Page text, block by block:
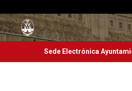
Sede Electrónica